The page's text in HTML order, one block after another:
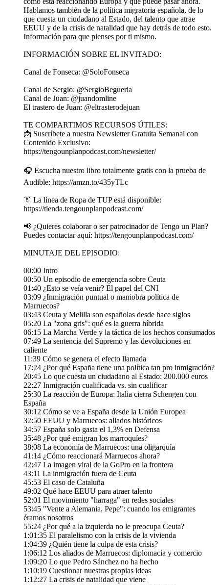
Hablamos también de la política migratoria española, de lo
que cuesta un ciudadano al Estado, del talento que atrae
EEUU y de la crisis de natalidad que hay detrás de todo esto.
Información para que pienses por ti mismo.
INFORMACIÓN SOBRE EL INVITADO:
Canal de Fonseca: @SoloFonseca
Canal de Sergio: @SergioBegueria
Canal de Juan: @juandomline
El trastero de Juan: @eltrasterodejuan
TE COMPARTIMOS RECURSOS ÚTILES:
📩 Suscríbete a nuestra Newsletter Gratuita Semanal con
Contenido Exclusivo:
https://tengounplanpodcast.com/newsletter/
🎧 Escucha nuestro libro totalmente gratis con la prueba de
Audible: https://amzn.to/435yTLc
👔 La línea de Ropa de TUP está disponible:
https://tienda.tengounplanpodcast.com/
📢 ¿Quieres colaborar o ser patrocinador de Tengo un Plan?
Puedes contactar aquí: https://tengounplanpodcast.com/
MINUTAJE DEL EPISODIO:
00:00 Intro
00:50 Un episodio de emergencia sobre Ceuta
01:40 ¿Esto se veía venir? El papel del CNI
03:09 ¿Inmigración puntual o maniobra política de
Marruecos?
03:43 Ceuta y Melilla son españolas desde hace siglos
05:20 La "zona gris": qué es la guerra híbrida
06:15 La Marcha Verde y la táctica de los hechos consumados
07:49 La sentencia del Supremo y las devoluciones en
caliente
11:39 Cómo se genera el efecto llamada
17:24 ¿Por qué España tiene una política tan pro inmigración?
20:45 Lo que cuesta un ciudadano al Estado: 200.000 euros
22:27 Inmigración cualificada vs. sin cualificar
25:30 La reacción de Europa: Italia cierra Schengen con
España
30:12 Cómo se ve a España desde la Unión Europea
32:50 EEUU y Marruecos: aliados históricos
34:57 España solo gasta el 1,3% en Defensa
35:48 ¿Por qué emigran los marroquíes?
38:08 La economía de Marruecos: una oligarquía
41:14 ¿Cómo reaccionará Marruecos ahora?
42:47 La imagen viral de la GoPro en la frontera
43:11 La inmigración fuera de Ceuta
45:53 El caso de Cataluña
49:02 Qué hace EEUU para atraer talento
52:01 El movimiento "harraga" en redes sociales
53:45 "Vente a Alemania, Pepe": cuando los emigrantes
éramos nosotros
55:24 ¿Por qué a la izquierda no le preocupa Ceuta?
1:01:35 El paralelismo con la crisis de la vivienda
1:04:39 ¿Quién tiene la culpa de esta crisis?
1:06:12 Los aliados de Marruecos: diplomacia y comercio
1:09:20 Lo que Pedro Sánchez no ha hecho
1:10:19 Cuestionar nuestras propias ideas
1:12:27 La crisis de natalidad que viene